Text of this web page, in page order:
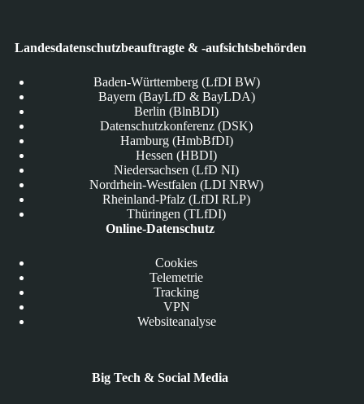
Landesdatenschutzbeauftragte & -aufsichtsbehörden
Baden-Württemberg (LfDI BW)
Bayern (BayLfD & BayLDA)
Berlin (BlnBDI)
Datenschutzkonferenz (DSK)
Hamburg (HmbBfDI)
Hessen (HBDI)
Niedersachsen (LfD NI)
Nordrhein-Westfalen (LDI NRW)
Rheinland-Pfalz (LfDI RLP)
Thüringen (TLfDI)
Online-Datenschutz
Cookies
Telemetrie
Tracking
VPN
Websiteanalyse
Big Tech & Social Media